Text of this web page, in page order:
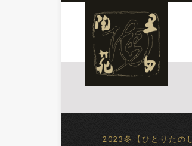
2023冬【ひとりた